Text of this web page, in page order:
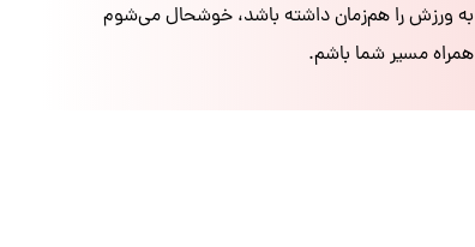
به ورزش را هم‌زمان داشته باشد، خوشحال می‌شوم
همراه مسیر شما باشم.